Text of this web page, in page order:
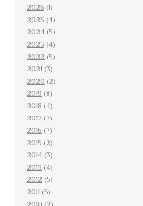
2026(1)
2025(4)
2024(5)
2023(4)
2022(5)
2021(3)
2020(2)
2019(8)
2018(4)
2017(7)
2016(7)
2015(2)
2014(3)
2013(4)
2012(5)
2011(5)